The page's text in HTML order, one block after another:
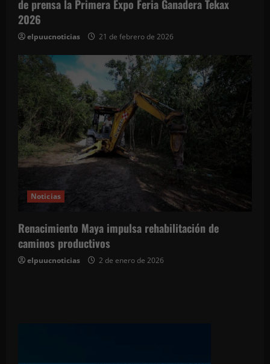
de prensa la Primera Expo Feria Ganadera Tekax
2026
elpuucnoticias 21 de febrero de 2026
Noticias
Renacimiento Maya impulsa rehabilitación de
caminos productivos
elpuucnoticias 2 de enero de 2026